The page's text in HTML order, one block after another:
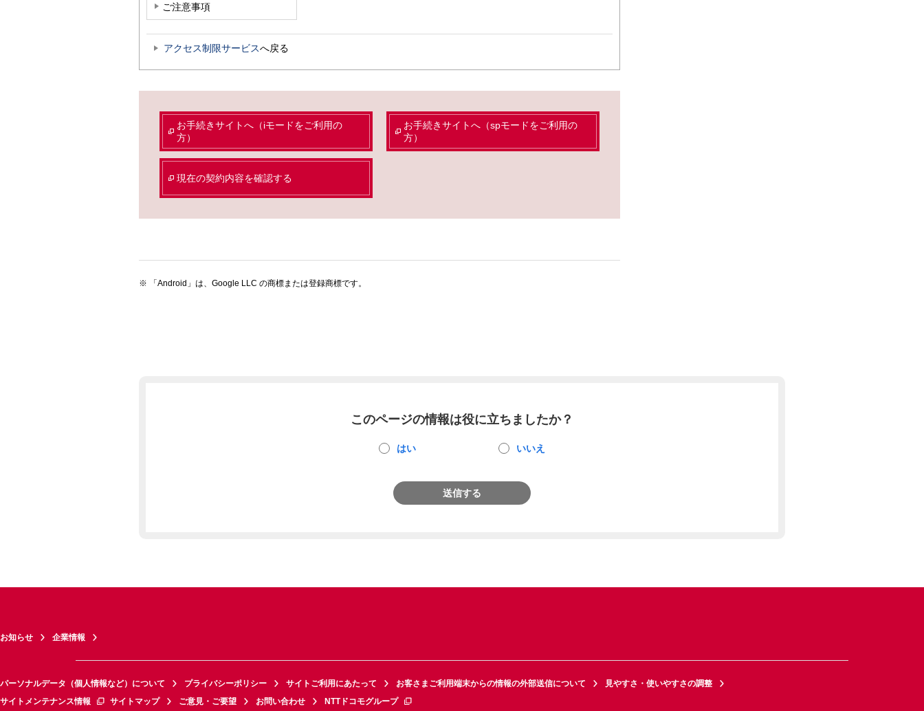
ご注意事項
アクセス制限サービスへ戻る
お手続きサイトへ（iモードをご利用の
方）
お手続きサイトへ（spモードをご利用の
方）
現在の契約内容を確認する
「Android」は、Google LLC の商標または登録商標です。
このページの情報は役に立ちましたか？
はい いいえ
送信する
お知らせ 企業情報
パーソナルデータ（個人情報など）について プライバシーポリシー サイトご利用にあたって お客さまご利用端末からの情報の外部送信について
見やすさ・使いやすさの調整
サイトメンテナンス情報
サイトマップ ご意見・ご要望 お問い合わせ NTTドコモグループ